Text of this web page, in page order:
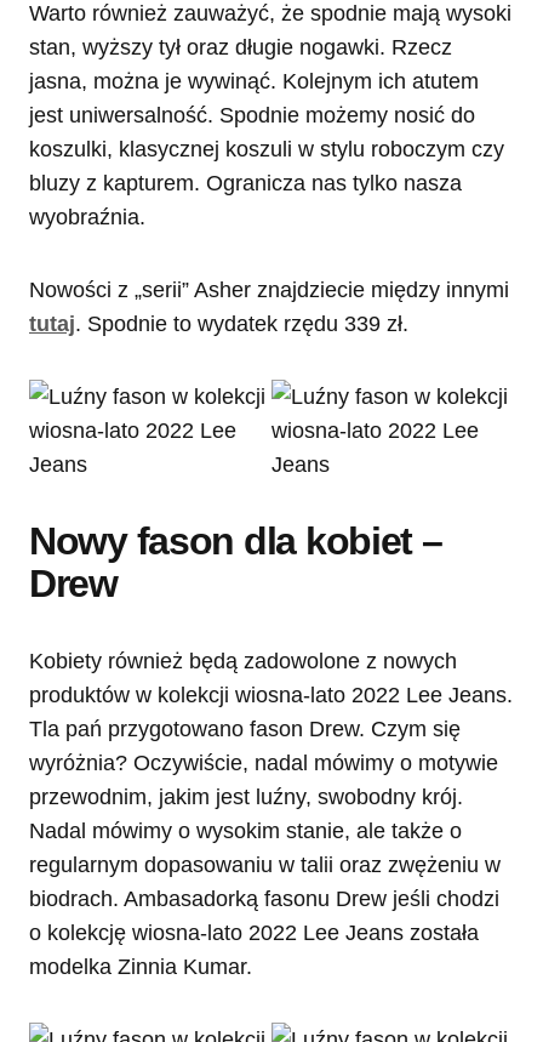
Warto również zauważyć, że spodnie mają wysoki
stan, wyższy tył oraz długie nogawki. Rzecz
jasna, można je wywinąć. Kolejnym ich atutem
jest uniwersalność. Spodnie możemy nosić do
koszulki, klasycznej koszuli w stylu roboczym czy
bluzy z kapturem. Ogranicza nas tylko nasza
wyobraźnia.
Nowości z „serii” Asher znajdziecie między innymi
tutaj. Spodnie to wydatek rzędu 339 zł.
Nowy fason dla kobiet –
Drew
Kobiety również będą zadowolone z nowych
produktów w kolekcji wiosna-lato 2022 Lee Jeans.
Tla pań przygotowano fason Drew. Czym się
wyróżnia? Oczywiście, nadal mówimy o motywie
przewodnim, jakim jest luźny, swobodny krój.
Nadal mówimy o wysokim stanie, ale także o
regularnym dopasowaniu w talii oraz zwężeniu w
biodrach. Ambasadorką fasonu Drew jeśli chodzi
o kolekcję wiosna-lato 2022 Lee Jeans została
modelka Zinnia Kumar.